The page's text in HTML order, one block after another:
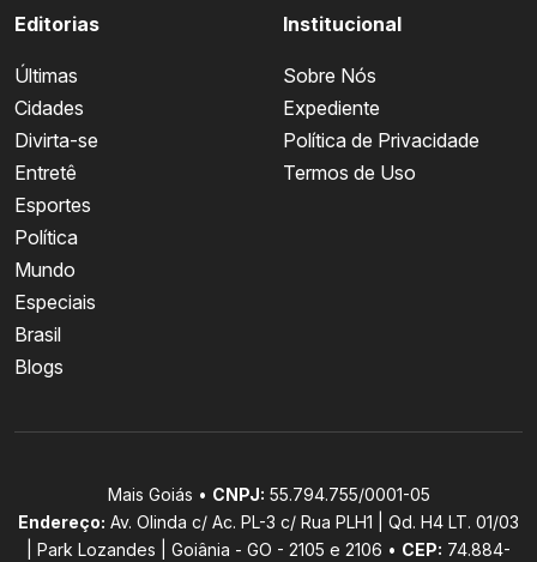
Editorias
Últimas
Cidades
Divirta-se
Entretê
Esportes
Política
Mundo
Especiais
Brasil
Blogs
Institucional
Sobre Nós
Expediente
Política de Privacidade
Termos de Uso
Mais Goiás • CNPJ: 55.794.755/0001-05
Endereço: Av. Olinda c/ Ac. PL-3 c/ Rua PLH1 | Qd. H4 LT. 01/03
| Park Lozandes | Goiânia - GO - 2105 e 2106 • CEP: 74.884-